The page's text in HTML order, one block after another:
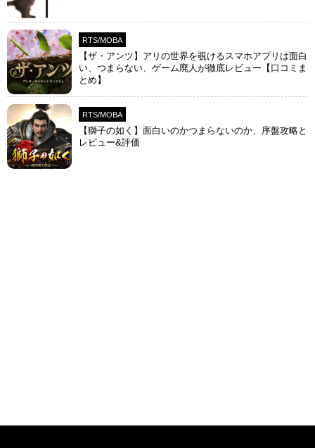
RTS/MOBA
【ザ・アンツ】アリの世界を覗けるスマホアプリは面白
い、つまらない、ゲーム廃人が徹底レビュー【口コミま
とめ】
RTS/MOBA
【獅子の如く】面白いのかつまらないのか、序盤攻略と
レビュー&評価